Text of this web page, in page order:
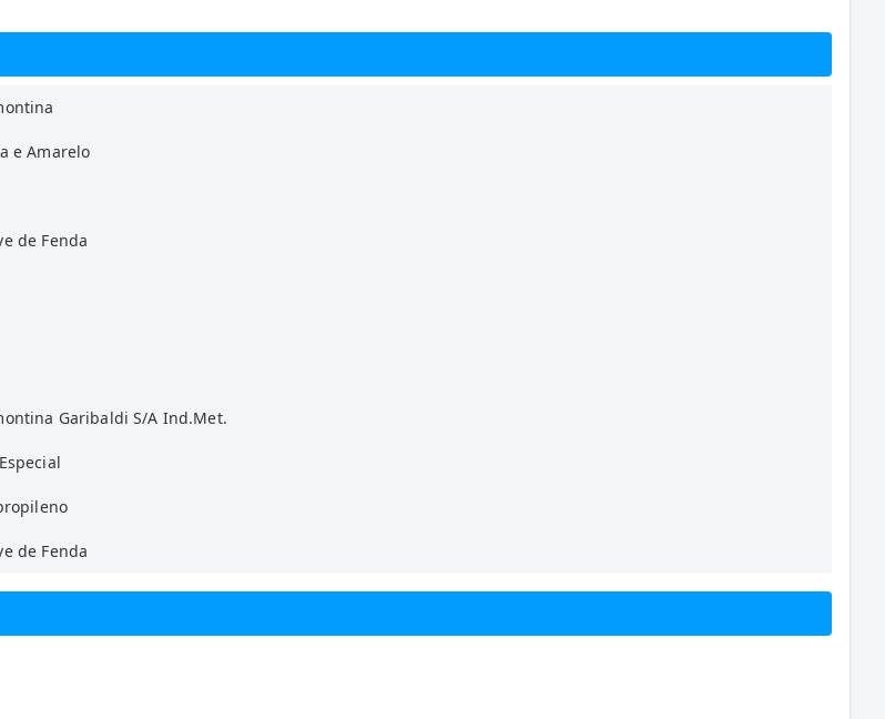
e Amarelo
de Fenda
Garibaldi S/A Ind.Met.
de Fenda